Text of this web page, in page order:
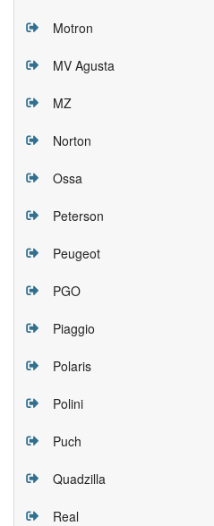
Motron
MV Agusta
MZ
Norton
Ossa
Peterson
Peugeot
PGO
Piaggio
Polaris
Polini
Puch
Quadzilla
Real